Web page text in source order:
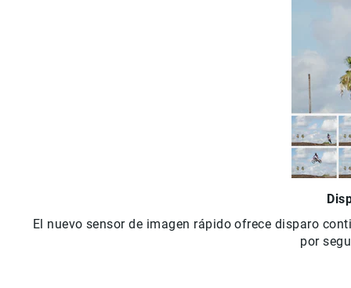
El nuevo sensor de imagen rápido ofrece disparo
por